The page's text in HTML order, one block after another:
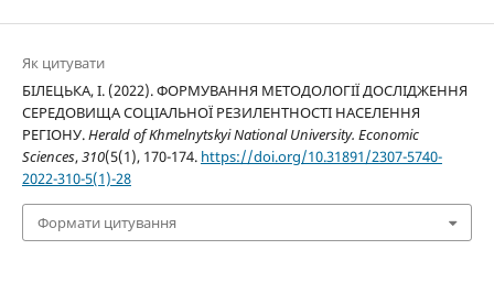
Як цитувати
БІЛЕЦЬКА, І. (2022). ФОРМУВАННЯ МЕТОДОЛОГІЇ ДОСЛІДЖЕННЯ
СЕРЕДОВИЩА СОЦІАЛЬНОЇ РЕЗИЛЕНТНОСТІ НАСЕЛЕННЯ
РЕГІОНУ.Herald of Khmelnytskyi National University. Economic
Sciences,310(5(1), 170-174. https://doi.org/10.31891/2307-5740-
2022-310-5(1)-28
Формати цитування